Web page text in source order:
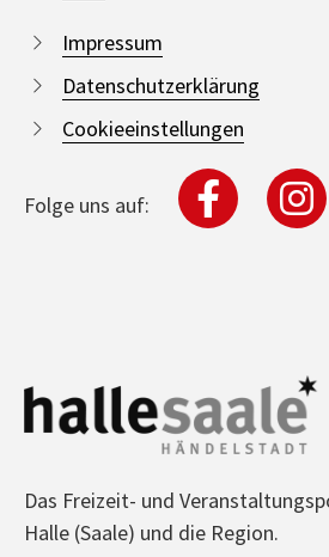
Impressum
Datenschutzerklärung
Cookieeinstellungen
Folge uns auf:
Das Freizeit- und
Halle (Saale) und die Region.